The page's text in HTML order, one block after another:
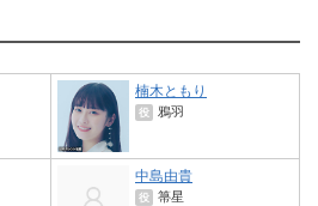
楠木ともり
役 鴉羽
中島由貴
役 箒星